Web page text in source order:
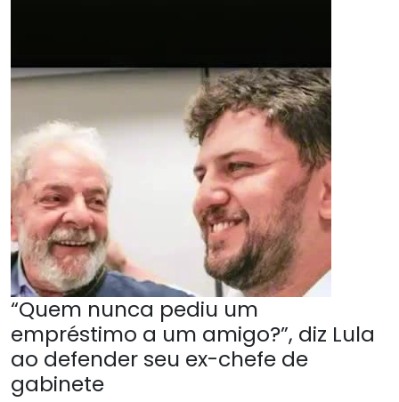
“Quem nunca pediu um
empréstimo a um amigo?”, diz Lula
ao defender seu ex-chefe de
gabinete